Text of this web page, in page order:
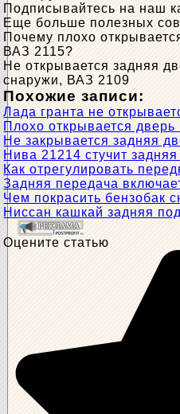
Подписывайтесь на наш
Еще больше полезных
Почему плохо
ВАЗ 2115?
Не открывается задняя
снаружи, ВАЗ 2109
Похожие записи:
Лада гранта не
Плохо открывается дверь
Не закрывается задняя
Нива 21214 стучит задняя
Как отрегулировать
Задняя передача
Чем покрасить бензобак
Ниссан кашкай задняя
Оцените статью